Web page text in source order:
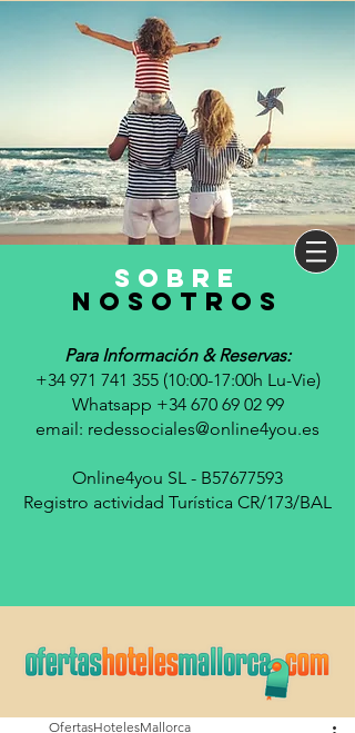
sobre
nosotros
Para Información & Reservas:
+34 971 741 355 (10:00-17:00h Lu-Vie)
Whatsapp +34 670 69 02 99
email: redessociales@online4you.es
Online4you SL - B57677593
Registro actividad Turística CR/173/BAL
OfertasHotelesMallorca